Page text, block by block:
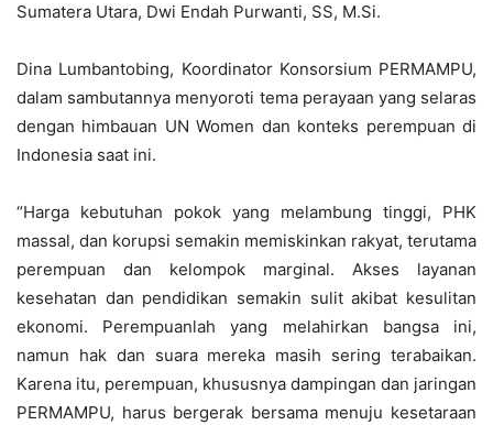
Sumatera Utara, Dwi Endah Purwanti, SS, M.Si.
Dina Lumbantobing, Koordinator Konsorsium PERMAMPU,
dalam sambutannya menyoroti tema perayaan yang selaras
dengan himbauan UN Women dan konteks perempuan di
Indonesia saat ini.
“Harga kebutuhan pokok yang melambung tinggi, PHK
massal, dan korupsi semakin memiskinkan rakyat, terutama
perempuan dan kelompok marginal. Akses layanan
kesehatan dan pendidikan semakin sulit akibat kesulitan
ekonomi. Perempuanlah yang melahirkan bangsa ini,
namun hak dan suara mereka masih sering terabaikan.
Karena itu, perempuan, khususnya dampingan dan jaringan
PERMAMPU, harus bergerak bersama menuju kesetaraan